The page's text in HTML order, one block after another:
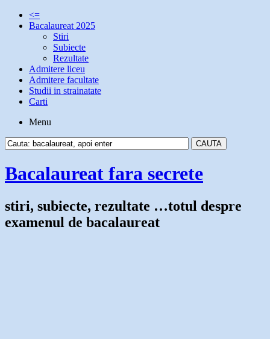
<=
Bacalaureat 2025
Stiri
Subiecte
Rezultate
Admitere liceu
Admitere facultate
Studii in strainatate
Carti
Menu
Bacalaureat fara secrete
stiri, subiecte, rezultate …totul despre
examenul de bacalaureat